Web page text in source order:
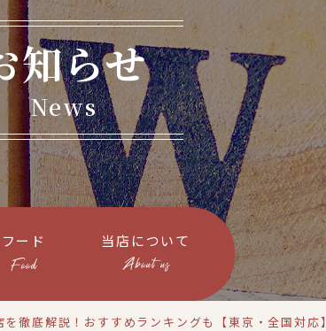
知らせ
News
フード 当店について
徹底解説！おすすめランキングも【東京・全国対応】